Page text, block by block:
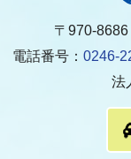
〒970-
電話番号： 0246-
法